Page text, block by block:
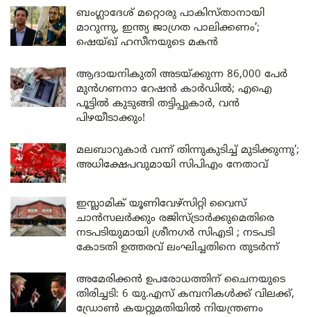
ബംഗ്ലാദേശ് മറ്റൊരു പാകിസ്താനായി
മാറുന്നു, ഇന്ത്യ ജാഗ്രത പാലിക്കണം’;
ഷെയ്ഖ് ഹസീനയുടെ മകൻ
ആദായനികുതി അടയ്ക്കുന്ന 86,000 പേർ
മുൻഗണനാ റേഷൻ കാർഡിൽ; എഐ
പൂട്ടിൽ കുടുങ്ങി തട്ടിപ്പുകാർ, വൻ
പിഴയീടാക്കും!
മലബാറുകാർ വന്ന് തിന്നുകുടിച്ച് മുടിക്കുന്നു’;
അധിക്ഷേപവുമായി സിപിഎം നേതാവ്
ഇസ്ലാമിക് യൂണിവേഴ്സിറ്റി വൈസ്
ചാൻസലർക്കും രജിസ്ട്രാർക്കുമെതിരെ
നടപടിയുമായി ശ്രീനഗർ സിഎടി ; നടപടി
കോടതി ഉത്തരവ് ലംഘിച്ചതിനെ തുടർന്ന്
അമേരിക്കൻ ഉപരോധത്തിന് ചൈനയുടെ
തിരിച്ചടി: 6 യു.എസ് കമ്പനികൾക്ക് വിലക്ക്,
ഡ്രോൺ കയറ്റുമതിയിൽ നിയന്ത്രണം